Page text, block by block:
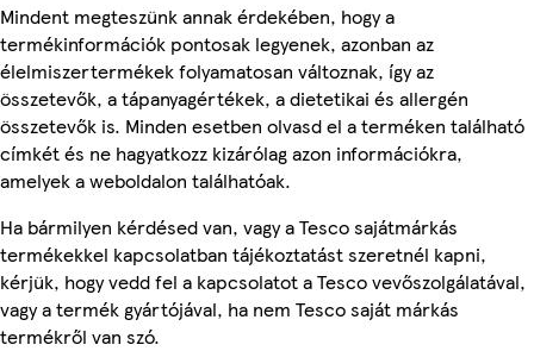
Mindent megteszünk annak érdekében, hogy a
termékinformációk pontosak legyenek, azonban az
élelmiszertermékek folyamatosan változnak, így az
összetevők, a tápanyagértékek, a dietetikai és allergén
összetevők is. Minden esetben olvasd el a terméken található
címkét és ne hagyatkozz kizárólag azon információkra,
amelyek a weboldalon találhatóak.
Ha bármilyen kérdésed van, vagy a Tesco sajátmárkás
termékekkel kapcsolatban tájékoztatást szeretnél kapni,
kérjük, hogy vedd fel a kapcsolatot a Tesco vevőszolgálatával,
vagy a termék gyártójával, ha nem Tesco saját márkás
termékről van szó.